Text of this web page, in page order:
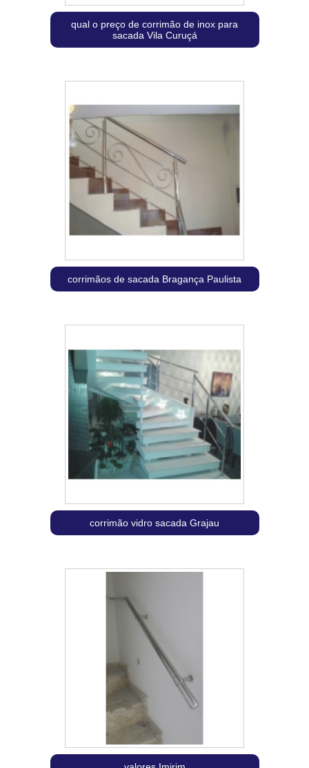
qual o preço de corrimão de inox para
sacada Vila Curuçá
corrimãos de sacada Bragança Paulista
corrimão vidro sacada Grajau